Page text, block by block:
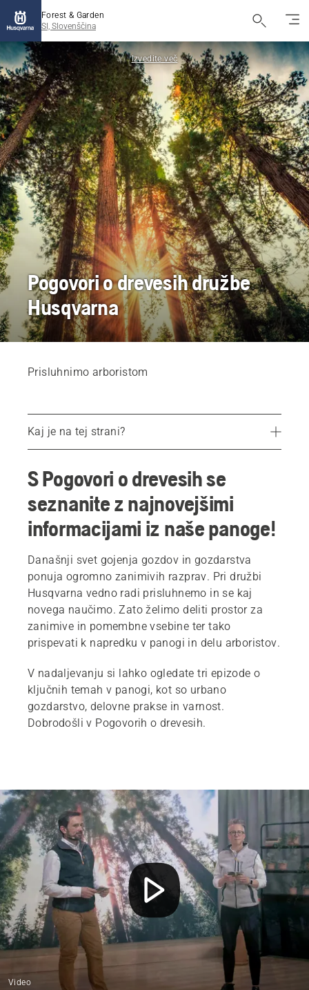
Forest & Garden
SI, Slovenščina
Izvedite več
Pogovori o drevesih družbe
Husqvarna
Prisluhnimo arboristom
Kaj je na tej strani?
Učinkovitost pri delu z drevesi
Trajnostno urbano gozdarstvo
Vzpostavitev varnostne miselnosti
S Pogovori o drevesih se
seznanite z najnovejšimi
informacijami iz naše panoge!
Današnji svet gojenja gozdov in gozdarstva
ponuja ogromno zanimivih razprav. Pri družbi
Husqvarna vedno radi prisluhnemo in se kaj
novega naučimo. Zato želimo deliti prostor za
zanimive in pomembne vsebine ter tako
prispevati k napredku v panogi in delu arboristov.
V nadaljevanju si lahko ogledate tri epizode o
ključnih temah v panogi, kot so urbano
gozdarstvo, delovne prakse in varnost.
Dobrodošli v Pogovorih o drevesih.
Video